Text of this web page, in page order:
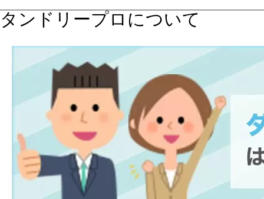
タンドリープロについて